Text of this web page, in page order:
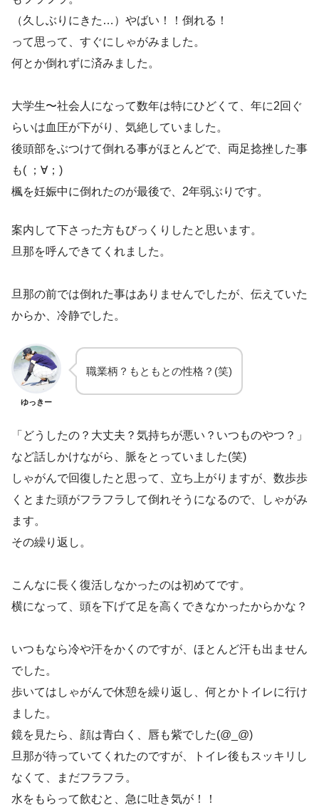
（久しぶりにきた…）やばい！！倒れる！
って思って、すぐにしゃがみました。
何とか倒れずに済みました。
大学生〜社会人になって数年は特にひどくて、年に2回ぐ
らいは血圧が下がり、気絶していました。
後頭部をぶつけて倒れる事がほとんどで、両足捻挫した事
も( ；∀；)
楓を妊娠中に倒れたのが最後で、2年弱ぶりです。
案内して下さった方もびっくりしたと思います。
旦那を呼んできてくれました。
旦那の前では倒れた事はありませんでしたが、伝えていた
からか、冷静でした。
ゆっきー
職業柄？もともとの性格？(笑)
「どうしたの？大丈夫？気持ちが悪い？いつものやつ？」
など話しかけながら、脈をとっていました(笑)
しゃがんで回復したと思って、立ち上がりますが、数歩歩
くとまた頭がフラフラして倒れそうになるので、しゃがみ
ます。
その繰り返し。
こんなに長く復活しなかったのは初めてです。
横になって、頭を下げて足を高くできなかったからかな？
いつもなら冷や汗をかくのですが、ほとんど汗も出ません
でした。
歩いてはしゃがんで休憩を繰り返し、何とかトイレに行け
ました。
鏡を見たら、顔は青白く、唇も紫でした(@_@)
旦那が待っていてくれたのですが、トイレ後もスッキリし
なくて、まだフラフラ。
水をもらって飲むと、急に吐き気が！！